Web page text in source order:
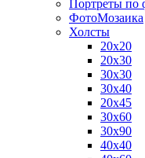
Портреты по
ФотоМозаика
Холсты
20х20
20х30
30х30
30х40
20х45
30х60
30х90
40х40